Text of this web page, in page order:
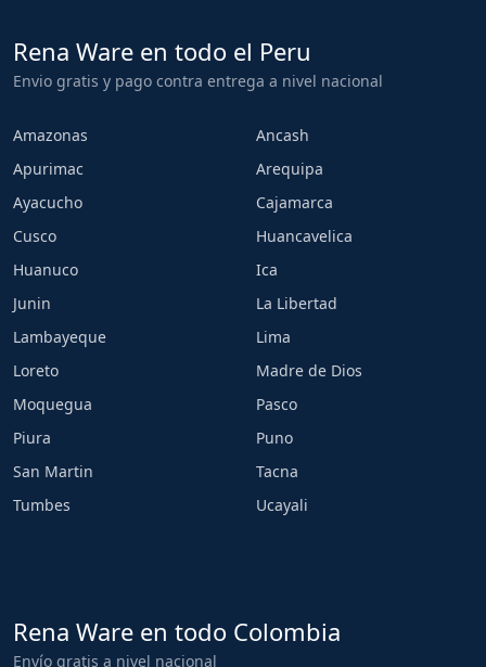
Rena Ware en todo el Peru
Envio gratis y pago contra entrega a nivel nacional
Amazonas
Ancash
Apurimac
Arequipa
Ayacucho
Cajamarca
Cusco
Huancavelica
Huanuco
Ica
Junin
La Libertad
Lambayeque
Lima
Loreto
Madre de Dios
Moquegua
Pasco
Piura
Puno
San Martin
Tacna
Tumbes
Ucayali
Rena Ware en todo Colombia
Envío gratis a nivel nacional